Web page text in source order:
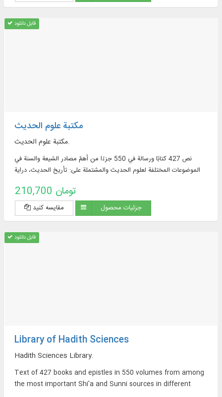
قابل دانلود
مكتبة علوم الحديث
مكتبة علوم الحديث.
نص 427 كتابًا ورسالة في 550 جزءًا من أهمّ مصادر الشيعة والسنة في
الموضوعات المختلفة لعلوم الحديث والمشتملة علی: تأريخ الحديث، دراية
210,700 تومان
مقایسه کنید جزئیات محصول
قابل دانلود
Library of Hadith Sciences
Hadith Sciences Library.
Text of 427 books and epistles in 550 volumes from among
the most important Shi'a and Sunni sources in different